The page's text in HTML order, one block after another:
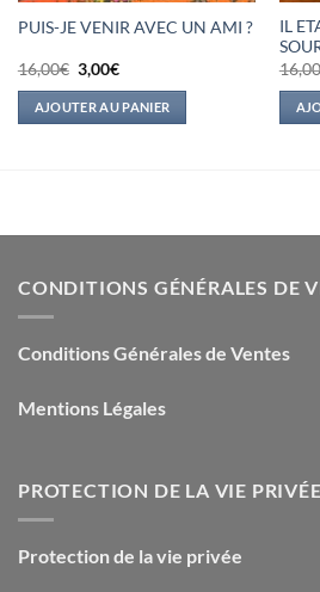
PUIS-JE VENIR AVEC UN AMI ?
16,00€ Le
prix
initial
était :
16,00€.
3,00€Le
actuel
est :
3,00€.
AJOUTER AU PANIER
IL
16,00
CONDITIONS GÉNÉRALES DE
Conditions Générales de Ventes
Mentions Légales
PROTECTION DE LA VIE PRIVÉE
Protection de la vie privée